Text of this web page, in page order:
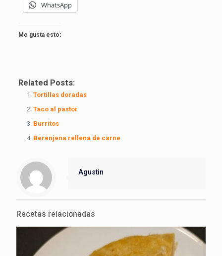
WhatsApp
Me gusta esto:
Related Posts:
Tortillas doradas
Taco al pastor
Burritos
Berenjena rellena de carne
Agustin
Recetas relacionadas